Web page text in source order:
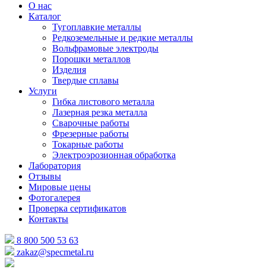
О нас
Каталог
Тугоплавкие металлы
Редкоземельные и редкие металлы
Вольфрамовые электроды
Порошки металлов
Изделия
Твердые сплавы
Услуги
Гибка листового металла
Лазерная резка металла
Сварочные работы
Фрезерные работы
Токарные работы
Электроэрозионная обработка
Лаборатория
Отзывы
Мировые цены
Фотогалерея
Проверка сертификатов
Контакты
8 800 500 53 63
zakaz@specmetal.ru